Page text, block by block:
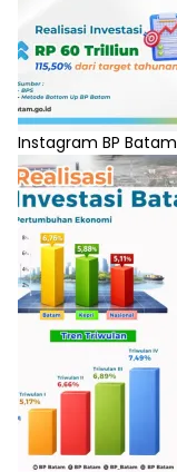
Instagram BP Batam